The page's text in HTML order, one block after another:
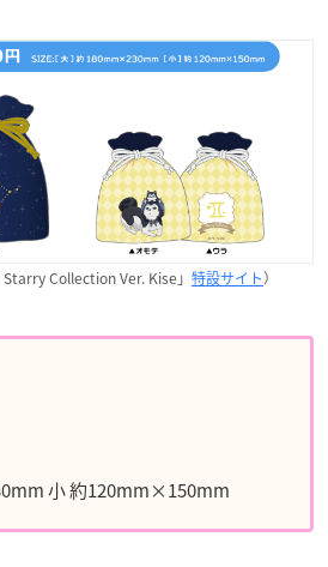
Starry Collection Ver. Kise」 特設サイト）
小 約120mm×150mm